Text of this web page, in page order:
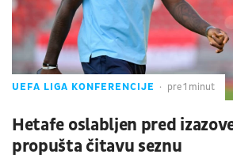
UEFA LIGA KONFERENCIJE pre 1 minut
Hetafe oslabljen pred
propušta čitavu seznu